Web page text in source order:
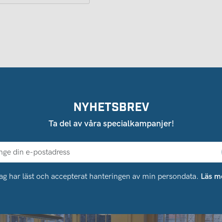
NYHETSBREV
Ta del av våra specialkampanjer!
har läst och accepterat hanteringen av min persondata. Läs